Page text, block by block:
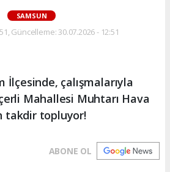
SAMSUN
Güncelleme: 30.07.2026 - 12:51
İlçesinde, çalışmalarıyla
Mahallesi Muhtarı Hava
takdir topluyor!
ABONE OL